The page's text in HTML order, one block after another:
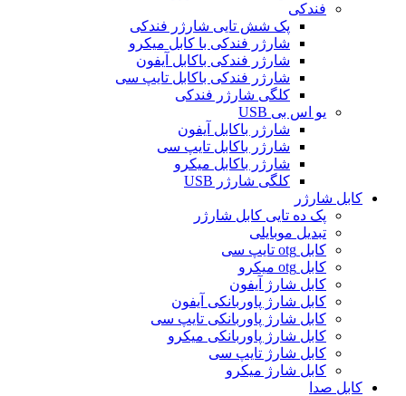
فندکی
پک شش تایی شارژر فندکی
شارژر فندکی با کابل میکرو
شارژر فندکی باکابل آیفون
شارژر فندکی باکابل تایپ سی
کلگی شارژر فندکی
یو اس بی USB
شارژر باکابل آیفون
شارژر باکابل تایپ سی
شارژر باکابل میکرو
کلگی شارژر USB
کابل شارژر
پک ده تایی کابل شارژر
تبدیل موبایلی
کابل otg تایپ سی
کابل otg میکرو
کابل شارژ آیفون
کابل شارژ پاوربانکی آیفون
کابل شارژ پاوربانکی تایپ سی
کابل شارژ پاوربانکی میکرو
کابل شارژ تایپ سی
کابل شارژ میکرو
کابل صدا